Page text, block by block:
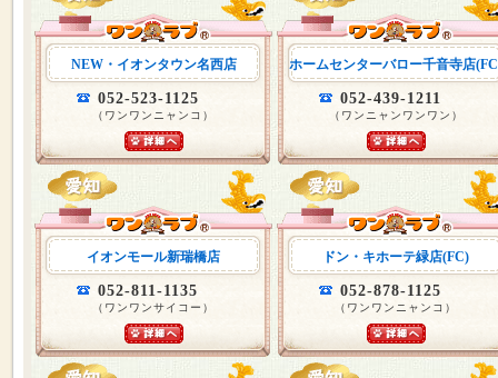
NEW・イオンタウン名西店
052-523-1125
（ワンワンニャンコ）
ホームセンターバロー千音寺店
052-439-1211
（ワンニャンワンワン）
イオンモール新瑞橋店
052-811-1135
（ワンワンサイコー）
ドン・キホーテ緑店(FC)
052-878-1125
（ワンワンニャンコ）